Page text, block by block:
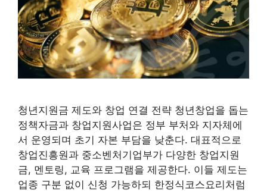
청년지원금 제도와 창업 연결 전략 청년창업을 돕는
정책자금과 창업지원사업은 정부 부처와 지자체에
서 운영되며 초기 자본 부담을 낮춘다. 대표적으로
창업진흥원과 중소벤처기업부가 다양한 창업지원
금, 멘토링, 교육 프로그램을 제공한다. 이들 제도는
업종 구분 없이 신청 가능하되 한정식코스요리처럼